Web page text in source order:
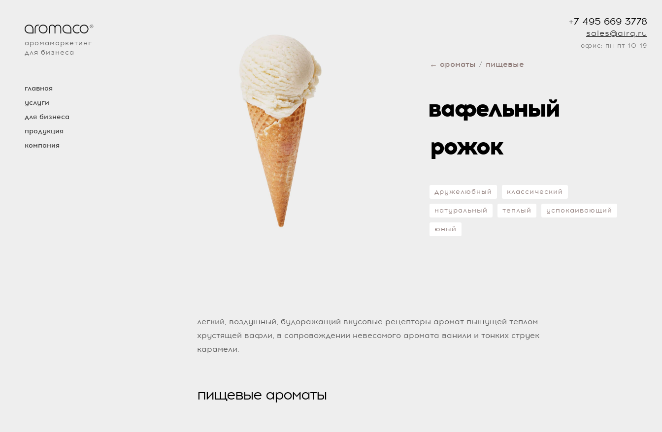
аромамаркетинг
для бизнеса
главная
услуги
для бизнеса
продукция
компания
+7 495 669 3778
sales@airq.ru
офис: пн-пт 10-19
← ароматы / пищевые
вафельный
рожок
дружелюбный
классический
натуральный
теплый
успокаивающий
юный
легкий, воздушный, будоражащий вкусовые рецепторы аромат пышущей теплом
хрустящей вафли, в сопровождении невесомого аромата ванили и тонких струек
карамели.
пищевые ароматы